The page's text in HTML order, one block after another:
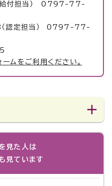
付担当） 0797-77-
担当） 0797-77-
ムをご利用ください。
見た人は
見ています